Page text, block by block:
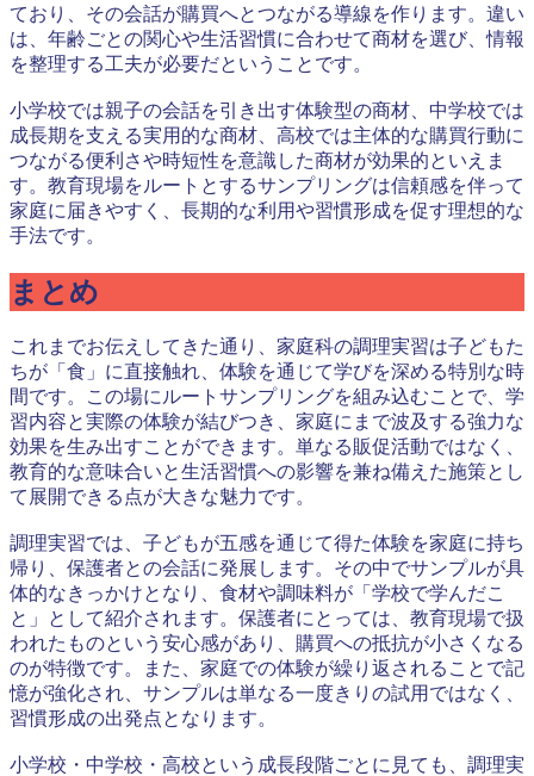
ており、その会話が購買へとつながる導線を作ります。違い
は、年齢ごとの関心や生活習慣に合わせて商材を選び、情報
を整理する工夫が必要だということです。
小学校では親子の会話を引き出す体験型の商材、中学校では
成長期を支える実用的な商材、高校では主体的な購買行動に
つながる便利さや時短性を意識した商材が効果的といえま
す。教育現場をルートとするサンプリングは信頼感を伴って
家庭に届きやすく、長期的な利用や習慣形成を促す理想的な
手法です。
まとめ
これまでお伝えしてきた通り、家庭科の調理実習は子どもた
ちが「食」に直接触れ、体験を通じて学びを深める特別な時
間です。この場にルートサンプリングを組み込むことで、学
習内容と実際の体験が結びつき、家庭にまで波及する強力な
効果を生み出すことができます。単なる販促活動ではなく、
教育的な意味合いと生活習慣への影響を兼ね備えた施策とし
て展開できる点が大きな魅力です。
調理実習では、子どもが五感を通じて得た体験を家庭に持ち
帰り、保護者との会話に発展します。その中でサンプルが具
体的なきっかけとなり、食材や調味料が「学校で学んだこ
と」として紹介されます。保護者にとっては、教育現場で扱
われたものという安心感があり、購買への抵抗が小さくなる
のが特徴です。また、家庭での体験が繰り返されることで記
憶が強化され、サンプルは単なる一度きりの試用ではなく、
習慣形成の出発点となります。
小学校・中学校・高校という成長段階ごとに見ても、調理実